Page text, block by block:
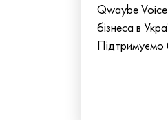
Qwaybe
бізнеса в
Підтримуємо